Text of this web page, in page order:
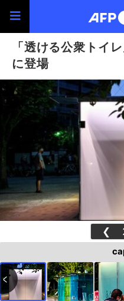
「透ける公衆トイ
に登場
❮